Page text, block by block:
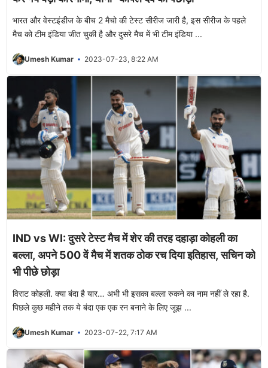
भारत और वेस्टइंडीज के बीच 2 मैचो की टेस्ट सीरीज जारी है, इस सीरीज के पहले
मैच को टीम इंडिया जीत चुकी है और दुसरे मैच में भी टीम इंडिया ...
Umesh Kumar 2023-07-23, 8:22 AM
IND vs WI: दुसरे टेस्ट मैच में शेर की तरह दहाड़ा कोहली का
बल्ला, अपने 500 वें मैच में शतक ठोक रच दिया इतिहास, सचिन को
भी पीछे छोड़ा
विराट कोहली. क्या बंदा है यार… अभी भी इसका बल्ला रुकने का नाम नहीं ले रहा है.
पिछले कुछ महीने तक ये बंदा एक एक रन बनाने के लिए जूझ ...
Umesh Kumar 2023-07-22, 7:17 AM